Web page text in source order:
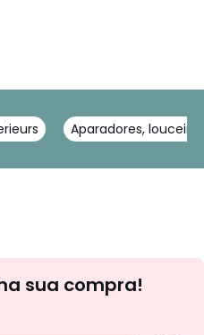
Aparadores,
sua compra!